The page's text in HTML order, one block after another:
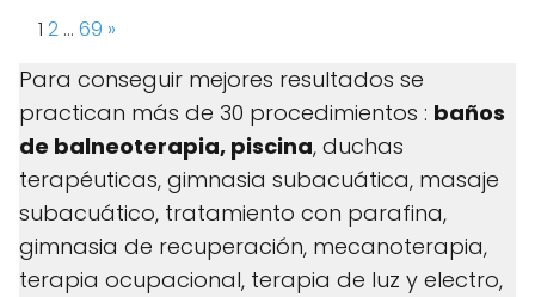
Page:
1 2 … 69 Next
»
Para conseguir mejores resultados se
practican más de 30 procedimientos : baños
de balneoterapia, piscina, duchas
terapéuticas, gimnasia subacuática, masaje
subacuático, tratamiento con parafina,
gimnasia de recuperación, mecanoterapia,
terapia ocupacional, terapia de luz y electro,